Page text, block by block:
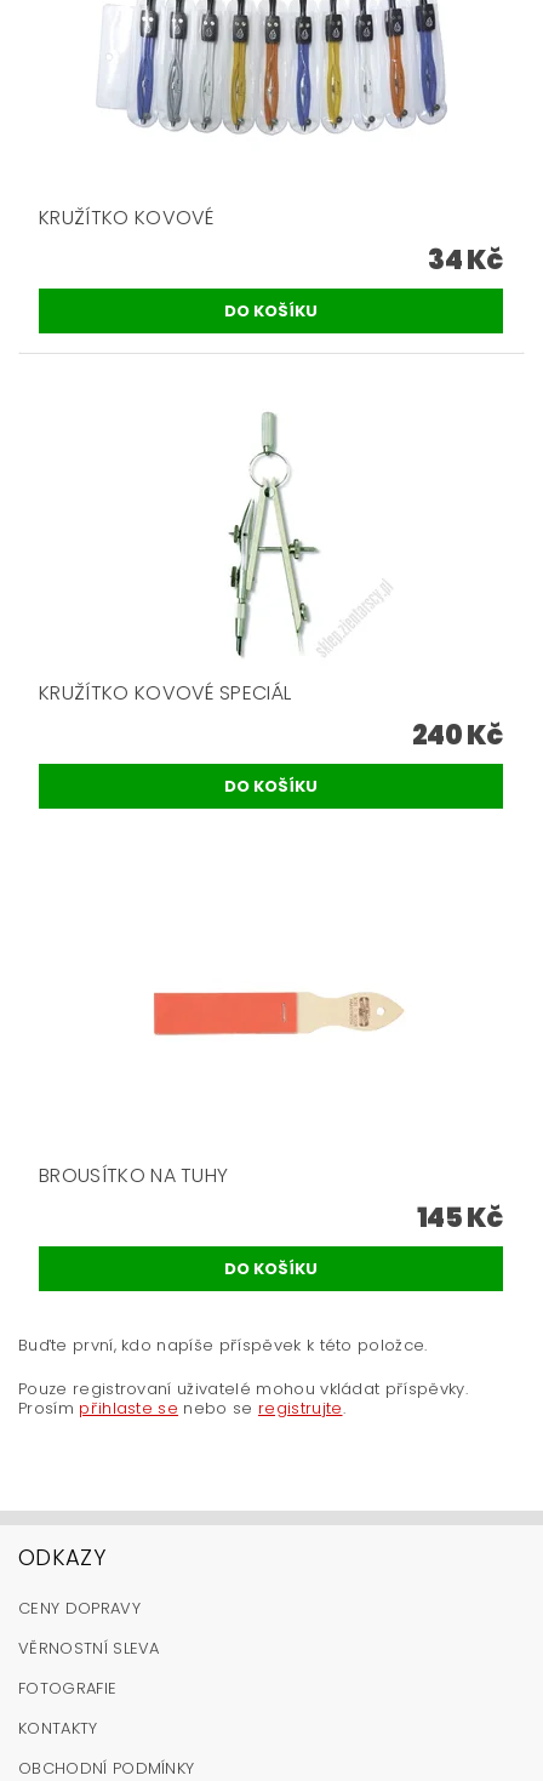
KRUŽÍTKO KOVOVÉ
34 Kč
KRUŽÍTKO KOVOVÉ SPECIÁL
240 Kč
BROUSÍTKO NA TUHY
145 Kč
Buďte první, kdo napíše příspěvek k této položce.
Pouze registrovaní uživatelé mohou vkládat příspěvky.
Prosím přihlaste se nebo se registrujte.
ODKAZY
CENY DOPRAVY
VĚRNOSTNÍ SLEVA
FOTOGRAFIE
KONTAKTY
OBCHODNÍ PODMÍNKY